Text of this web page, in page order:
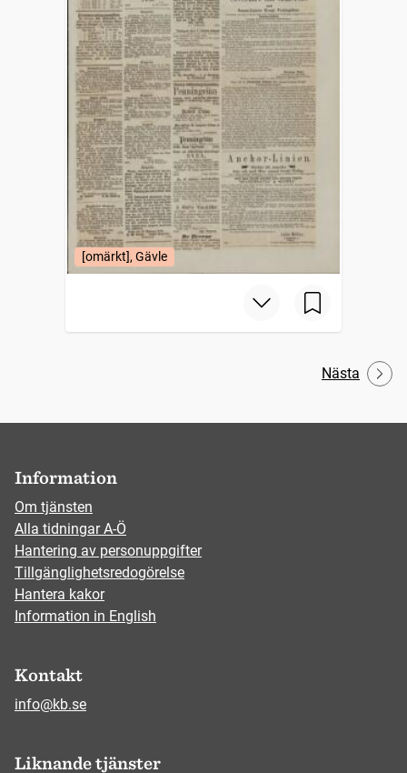
[omärkt], Gävle
Nästa
Information
Om tjänsten
Alla tidningar A-Ö
Hantering av personuppgifter
Tillgänglighetsredogörelse
Hantera kakor
Information in English
Kontakt
info@kb.se
Liknande tjänster